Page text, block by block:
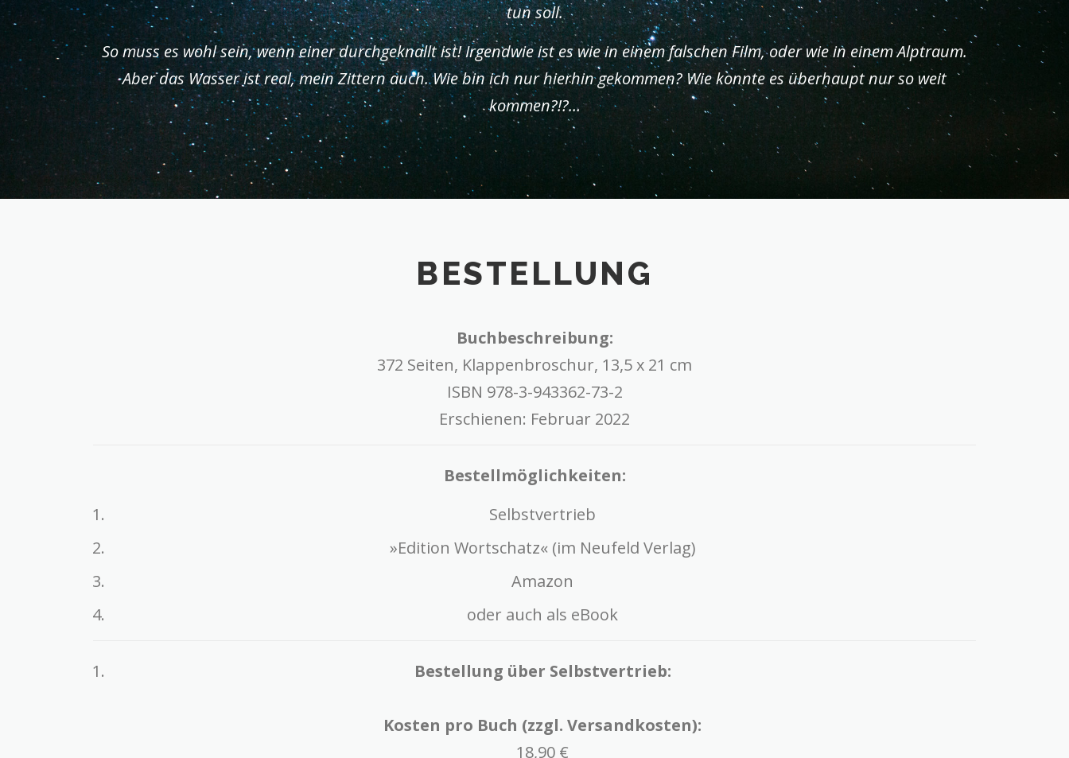
tun soll.
So muss es wohl sein, wenn einer durchgeknallt ist! Irgendwie ist es wie in einem falschen Film, oder wie in einem Alptraum.
Aber das Wasser ist real, mein Zittern auch. Wie bin ich nur hierhin gekommen? Wie konnte es überhaupt nur so weit
kommen?!?…
BESTELLUNG
Buchbeschreibung:
372 Seiten, Klappenbroschur, 13,5 x 21 cm
ISBN 978-3-943362-73-2
Erschienen: Februar 2022
Bestellmöglichkeiten:
Selbstvertrieb
»Edition Wortschatz« (im Neufeld Verlag)
Amazon
oder auch als eBook
Bestellung über Selbstvertrieb:
Kosten pro Buch (zzgl. Versandkosten):
18,90 €